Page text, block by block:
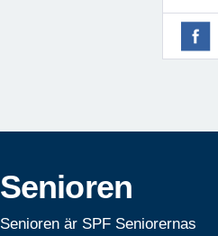
Senioren
Senioren är SPF Seniorernas